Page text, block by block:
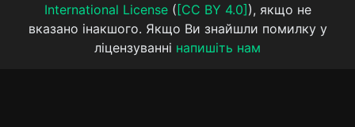
International License( [CC BY 4.0] ), якщо не
вказано інакшого. Якщо Ви знайшли помилку у
ліцензуванні напишіть нам